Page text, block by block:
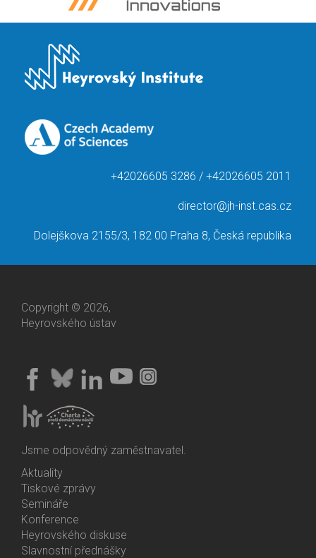
+42026605 3286 / +42026605 2011
director@jh-inst.cas.cz
Dolejškova 2155/3, 182 00 Praha 8, Česká republika
Copyright © 2026,
Heyrovského ústav
Jsme odpovědný zaměstnavatel.
Bottom
Menu
Activities
Aktuality
Tiskové zprávy
Semináře
Konference
Heyrovského diskuse
Slavnostní přednášky